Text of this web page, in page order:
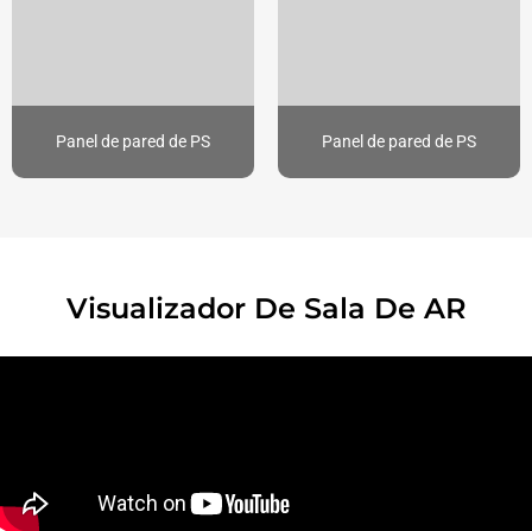
Panel de pared de PS Panel de pared de PS
Visualizador De Sala De AR